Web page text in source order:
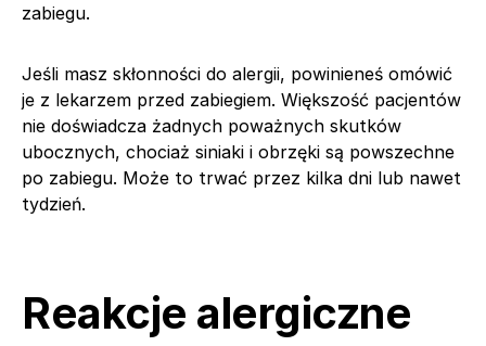
zabiegu.
Jeśli masz skłonności do alergii, powinieneś omówić
je z lekarzem przed zabiegiem. Większość pacjentów
nie doświadcza żadnych poważnych skutków
ubocznych, chociaż siniaki i obrzęki są powszechne
po zabiegu. Może to trwać przez kilka dni lub nawet
tydzień.
Reakcje alergiczne